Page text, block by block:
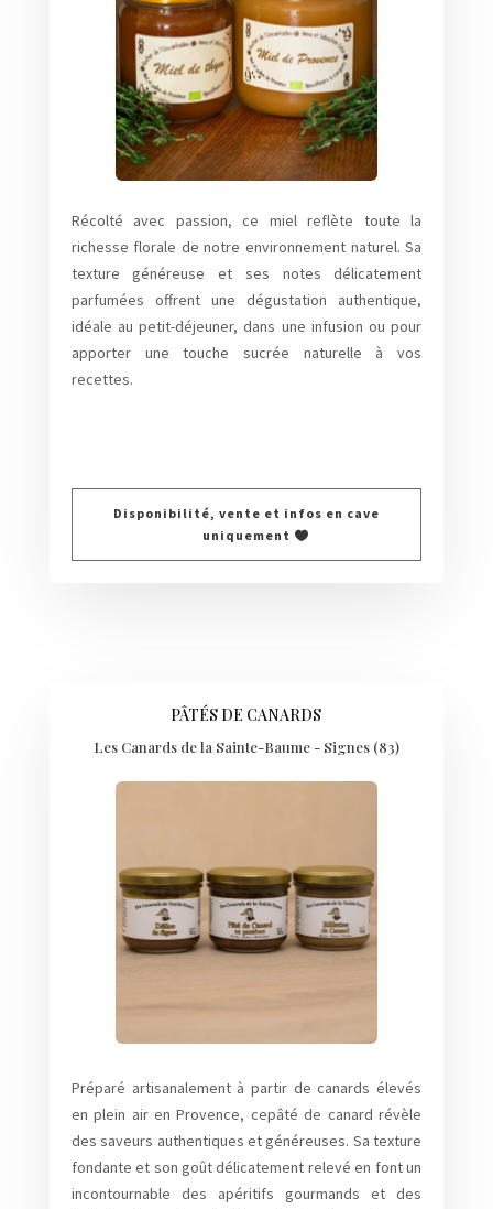
Récolté avec passion, ce miel reflète toute la
richesse florale de notre environnement naturel. Sa
texture généreuse et ses notes délicatement
parfumées offrent une dégustation authentique,
idéale au petit-déjeuner, dans une infusion ou pour
apporter une touche sucrée naturelle à vos
recettes.
Disponibilité, vente et infos en cave
uniquement
PÂTÉS DE CANARDS
Les Canards de la Sainte-Baume - Signes (83)
Préparé artisanalement à partir de canards élevés
en plein air en Provence, cepâté de canard révèle
des saveurs authentiques et généreuses. Sa texture
fondante et son goût délicatement relevé en font un
incontournable des apéritifs gourmands et des